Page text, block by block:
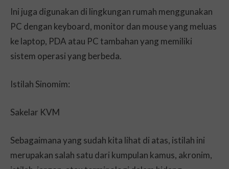
Ini juga digunakan di lingkungan rumah menggunakan
PC dengan keyboard, monitor dan mouse yang meluas
ke laptop, PDA atau PC tambahan yang memiliki
sistem operasi yang berbeda.
Istilah Sinomim:
Sakelar KVM
Sebagaimana yang sudah kita lihat di atas, istilah ini
merupakan salah satu dari kumpulan kamus, akronim,